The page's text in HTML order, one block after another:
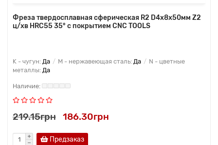
Фреза твердосплавная сферическая R2 D4x8x50мм Z2
ц/хв HRC55 35° с покрытием CNC TOOLS
K - чугун: Да M - нержавеющая сталь: Да
N - цветные
металлы: Да
219.15грн 186.30грн
Предзаказ